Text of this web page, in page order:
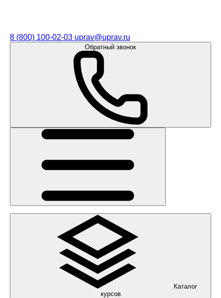
8 (800) 100-02-03 uprav@uprav.ru
Обратный звонок
Каталог
курсов